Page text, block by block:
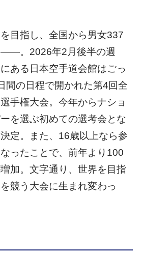
目指し、全国から男女337
――。2026年2月後半の週
ある日本空手道会館はごっ
間の日程で開かれた第4回全
手権大会。今年からナショ
を選ぶ初めての選考会とな
定。また、16歳以上なら参
ったことで、前年より100
加。文字通り、世界を目指
競う大会に生まれ変わっ